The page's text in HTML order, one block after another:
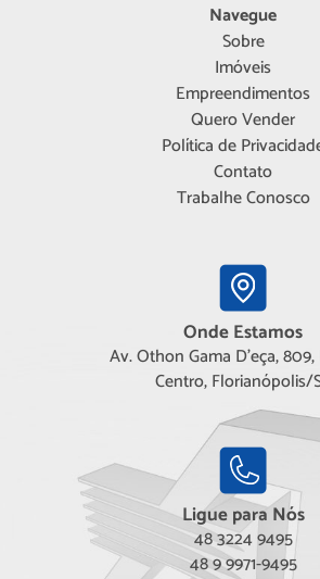
Navegue
Sobre
Imóveis
Empreendimentos
Quero Vender
Política de
Contato
Trabalhe Conosco
Onde Estamos
Av. Othon Gama D'eça,
Centro, Florianópolis/
Ligue para Nós
48 3224 9495
48 9 9971-9495